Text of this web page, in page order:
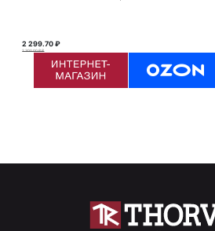
2 299.70 ₽
2 300.00 ₽ ₽